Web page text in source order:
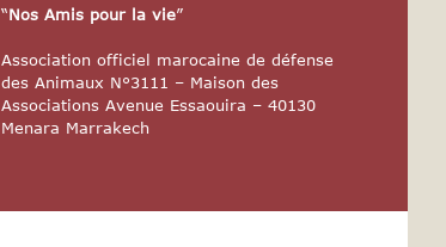
“Nos Amis pour la vie”
Association officiel marocaine de défense
des Animaux N°3111 – Maison des
Associations Avenue Essaouira – 40130
Menara Marrakech